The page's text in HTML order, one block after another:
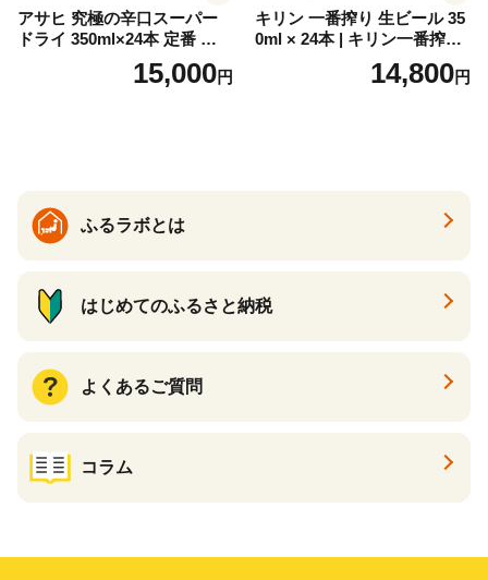
アサヒ 究極の辛口スーパー
ドライ 350ml×24本 定番 ビー
ル 缶ビール 酒 お酒 アルコー
15,000円
キリン 一番搾り 生ビール 35
0ml × 24本 | キリン一番搾り
キリンビール 一番搾り ビー
ル 24缶 きりんいちばんしぼ
14,800円
ふるラボとは
はじめてのふるさと納税
よくあるご質問
コラム